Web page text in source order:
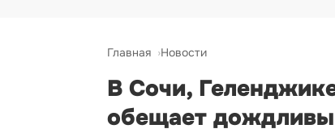
Главная Новости
В Сочи,
обещает